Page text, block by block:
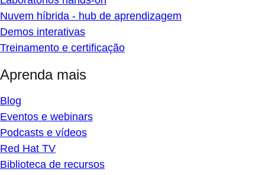
Nuvem híbrida - hub de aprendizagem
Demos interativas
Treinamento e certificação
Aprenda mais
Blog
Eventos e webinars
Podcasts e vídeos
Red Hat TV
Biblioteca de recursos